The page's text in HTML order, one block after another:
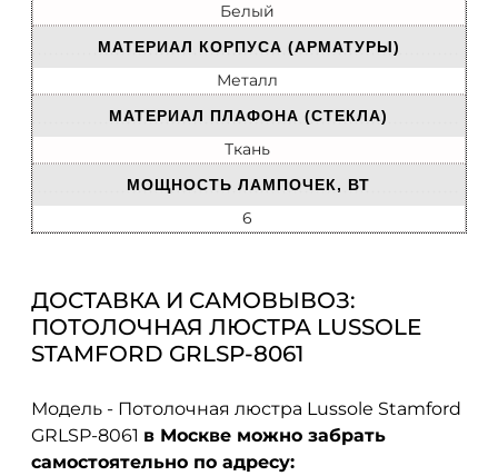
Белый
МАТЕРИАЛ КОРПУСА (АРМАТУРЫ)
Металл
МАТЕРИАЛ ПЛАФОНА (СТЕКЛА)
Ткань
МОЩНОСТЬ ЛАМПОЧЕК, ВТ
6
ДОСТАВКА И САМОВЫВОЗ:
ПОТОЛОЧНАЯ ЛЮСТРА LUSSOLE
STAMFORD GRLSP-8061
Модель - Потолочная люстра Lussole Stamford
GRLSP-8061 в Москве можно забрать
самостоятельно по адресу: